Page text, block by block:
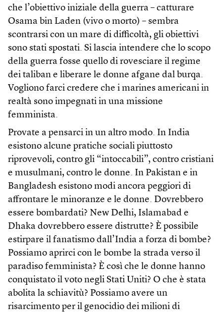
che l’obiettivo iniziale della guerra – catturare
Osama bin Laden (vivo o morto) – sembra
scontrarsi con un mare di difficoltà, gli obiettivi
sono stati spostati. Si lascia intendere che lo scopo
della guerra fosse quello di rovesciare il regime
dei taliban e liberare le donne afgane dal burqa.
Vogliono farci credere che i marines americani in
realtà sono impegnati in una missione
femminista.
Provate a pensarci in un altro modo. In India
esistono alcune pratiche sociali piuttosto
riprovevoli, contro gli “intoccabili”, contro cristiani
e musulmani, contro le donne. In Pakistan e in
Bangladesh esistono modi ancora peggiori di
affrontare le minoranze e le donne. Dovrebbero
essere bombardati? New Delhi, Islamabad e
Dhaka dovrebbero essere distrutte? È possibile
estirpare il fanatismo dall’India a forza di bombe?
Possiamo aprirci con le bombe la strada verso il
paradiso femminista? È così che le donne hanno
conquistato il voto negli Stati Uniti? O che è stata
abolita la schiavitù? Possiamo avere un
risarcimento per il genocidio dei milioni di